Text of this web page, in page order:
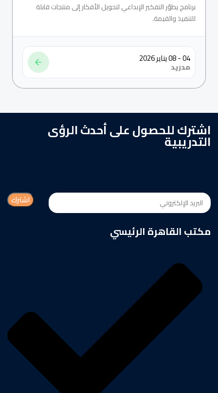
برنامج يطوّر التفكير الإبداعي لتحويل الأفكار إلى منتجات قابلة
للتنفيذ والقيمة.
04 - 08 يناير 2026
مدريد
اشترك للحصول على أحدث الرؤى
التدريبية
مكتب القاهرة الرئيسي